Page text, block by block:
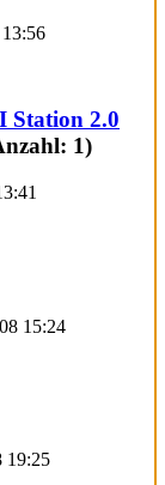
13:56
Station 2.0
15:24
19:25